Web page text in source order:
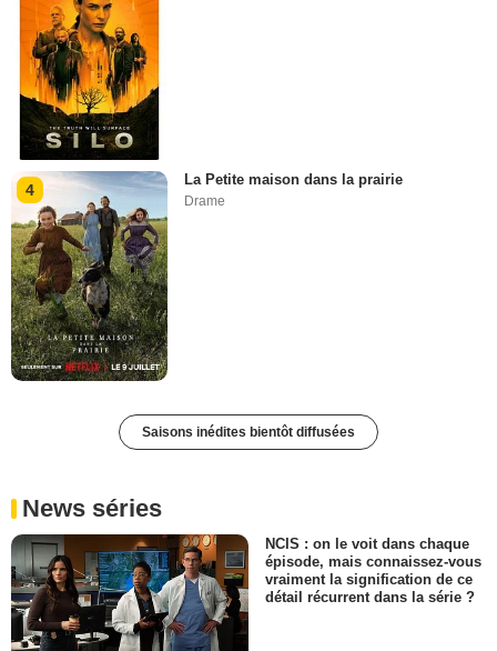
4
La Petite maison dans la prairie
Drame
Saisons inédites bientôt diffusées
News séries
NCIS : on le voit dans chaque
épisode, mais connaissez-vous
vraiment la signification de ce
détail récurrent dans la série ?